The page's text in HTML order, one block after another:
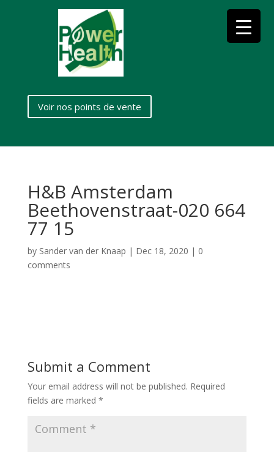
Voir nos points de vente
H&B Amsterdam
Beethovenstraat-020 664
77 15
by Sander van der Knaap | Dec 18, 2020 | 0
comments
Submit a Comment
Your email address will not be published. Required
fields are marked *